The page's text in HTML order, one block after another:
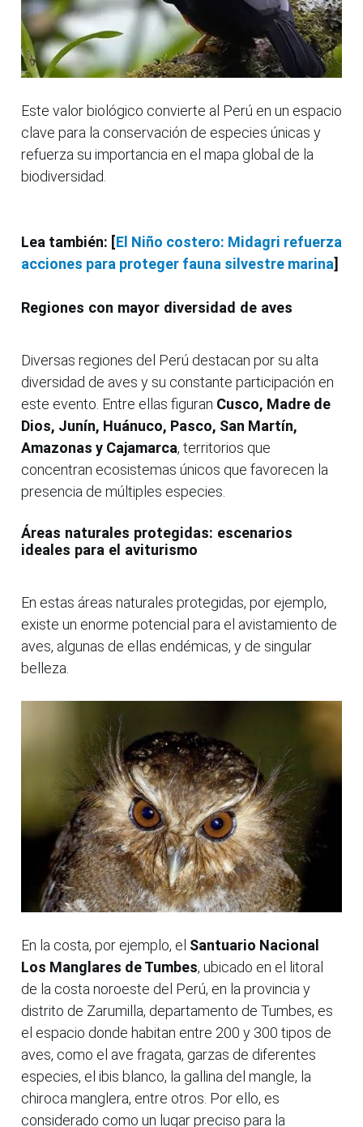
Este valor biológico convierte al Perú en un espacio
clave para la conservación de especies únicas y
refuerza su importancia en el mapa global de la
biodiversidad.
Lea también: [El Niño costero: Midagri refuerza
acciones para proteger fauna silvestre marina]
Regiones con mayor diversidad de aves
Diversas regiones del Perú destacan por su alta
diversidad de aves y su constante participación en
este evento. Entre ellas figuran Cusco, Madre de
Dios, Junín, Huánuco, Pasco, San Martín,
Amazonas y Cajamarca, territorios que
concentran ecosistemas únicos que favorecen la
presencia de múltiples especies.
Áreas naturales protegidas: escenarios
ideales para el aviturismo
En estas áreas naturales protegidas, por ejemplo,
existe un enorme potencial para el avistamiento de
aves, algunas de ellas endémicas, y de singular
belleza.
En la costa, por ejemplo, el Santuario Nacional
Los Manglares de Tumbes, ubicado en el litoral
de la costa noroeste del Perú, en la provincia y
distrito de Zarumilla, departamento de Tumbes, es
el espacio donde habitan entre 200 y 300 tipos de
aves, como el ave fragata, garzas de diferentes
especies, el ibis blanco, la gallina del mangle, la
chiroca manglera, entre otros. Por ello, es
considerado como un lugar preciso para la